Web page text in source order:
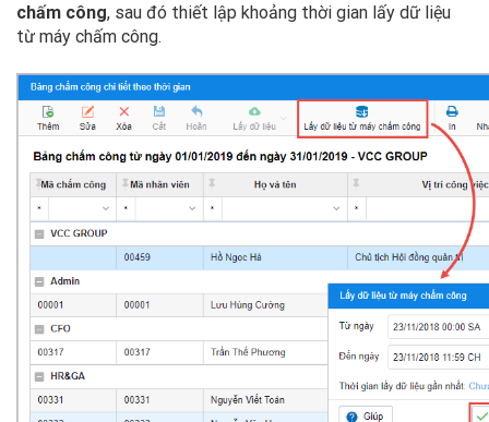
chấm công, sau đó thiết lập khoảng thời gian lấy dữ liệu
từ máy chấm công.